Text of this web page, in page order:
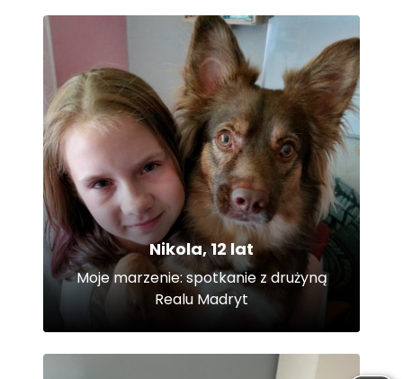
Nikola, 12 lat
Moje marzenie: spotkanie z drużyną
Realu Madryt